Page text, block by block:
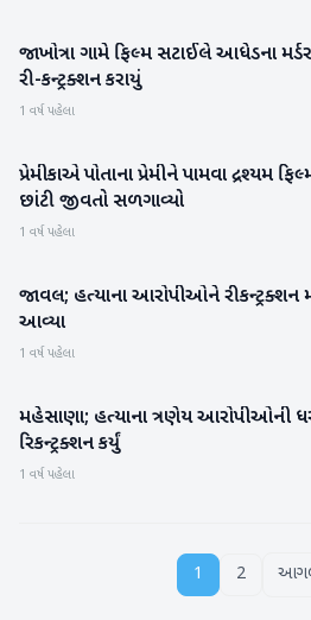
પાટણ
જાખોત્રા ગામે ફિલ્મ સટાઈલે આધેડના
રી-કન્ટ્રક્શન કરાયું
1 વર્ષ પહેલા
પાટણ
પ્રેમીકાએ પોતાના પ્રેમીને પામવા દ્રશ્યમ
છાંટી જીવતો સળગાવ્યો
1 વર્ષ પહેલા
બનાસકાંઠા
જાવલ; હત્યાના આરોપીઓને રીકન્ટ્રક્શન
આવ્યા
1 વર્ષ પહેલા
મહેસાણા
મહેસાણા; હત્યાના ત્રણેય આરોપીઓની
રિકન્ટ્રક્શન કર્યું
1 વર્ષ પહેલા
1 2